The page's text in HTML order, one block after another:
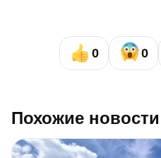
0 0
Похожие новости